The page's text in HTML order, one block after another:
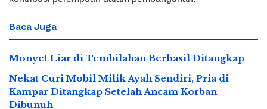
Baca Juga
Monyet Liar di Tembilahan Berhasil Ditangkap
Nekat Curi Mobil Milik Ayah Sendiri, Pria di
Kampar Ditangkap Setelah Ancam Korban
Dibunuh